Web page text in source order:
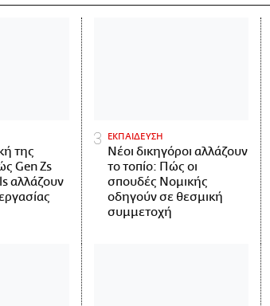
της
Gen Zs
αλλάζουν
ΕΚΠΑΙΔΕΥΣΗ
Νέοι δικηγόροι αλλάζουν
το τοπίο: Πώς οι
σπουδές Νομικής
οδηγούν σε θεσμική
συμμετοχή